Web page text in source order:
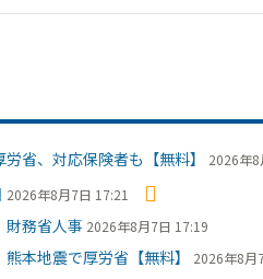
、対応保険者も【無料】 2026年
2026年8月7日 17:21
務省人事 2026年8月7日 17:19
地震で厚労省【無料】 2026年8月